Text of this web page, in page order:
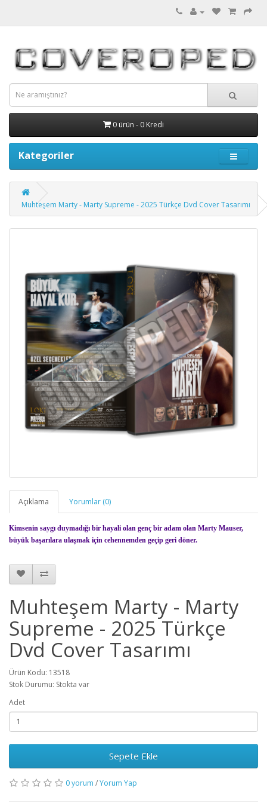
0 ürün - 0 Kredi
Kategoriler
Muhteşem Marty - Marty Supreme - 2025 Türkçe Dvd Cover Tasarımı
Açıklama Yorumlar (0)
Kimsenin saygı duymadığı bir hayali olan genç bir adam olan Marty Mauser,
büyük başarılara ulaşmak için cehennemden geçip geri döner.
Muhteşem Marty - Marty
Supreme - 2025 Türkçe
Dvd Cover Tasarımı
Ürün Kodu: 13518
Stok Durumu: Stokta var
Adet
Sepete Ekle
0 yorum /Yorum Yap